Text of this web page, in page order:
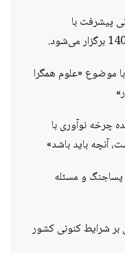
پیشرفت با
موضوع «علوم همگرا
چرخه نوآوری با
آنچه باید باشد»
پساجنگ و مسئله
بر شرایط کنونی کشور